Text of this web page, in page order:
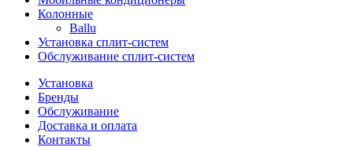
Колонные
Ballu
Установка сплит-систем
Обслуживание сплит-систем
Установка
Бренды
Обслуживание
Доставка и оплата
Контакты